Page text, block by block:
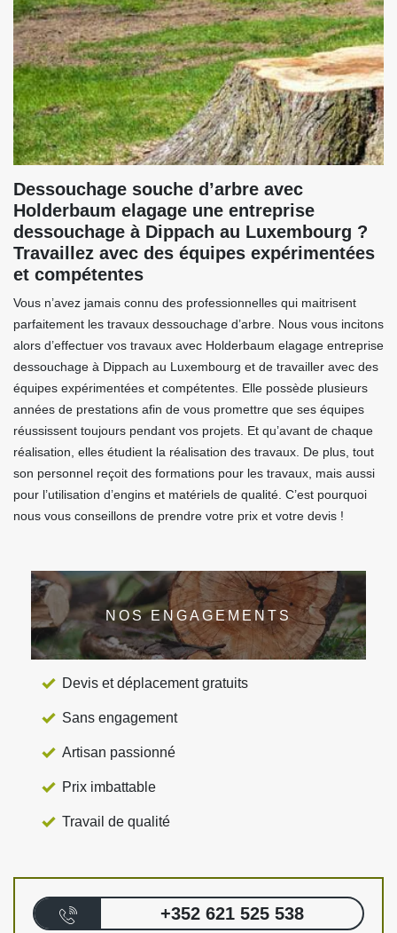
Dessouchage souche d’arbre avec
Holderbaum elagage une entreprise
dessouchage à Dippach au Luxembourg ?
Travaillez avec des équipes expérimentées
et compétentes
Vous n’avez jamais connu des professionnelles qui maitrisent
parfaitement les travaux dessouchage d’arbre. Nous vous incitons
alors d’effectuer vos travaux avec Holderbaum elagage entreprise
dessouchage à Dippach au Luxembourg et de travailler avec des
équipes expérimentées et compétentes. Elle possède plusieurs
années de prestations afin de vous promettre que ses équipes
réussissent toujours pendant vos projets. Et qu’avant de chaque
réalisation, elles étudient la réalisation des travaux. De plus, tout
son personnel reçoit des formations pour les travaux, mais aussi
pour l’utilisation d’engins et matériels de qualité. C’est pourquoi
nous vous conseillons de prendre votre prix et votre devis !
NOS ENGAGEMENTS
Devis et déplacement gratuits
Sans engagement
Artisan passionné
Prix imbattable
Travail de qualité
+352 621 525 538